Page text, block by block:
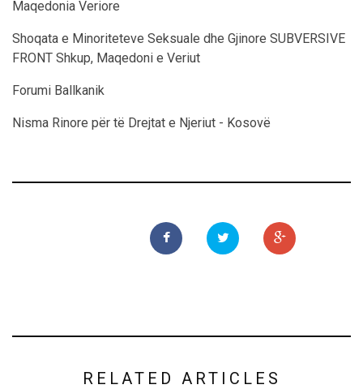
Maqedonia Veriore
Shoqata e Minoriteteve Seksuale dhe Gjinore SUBVERSIVE
FRONT Shkup, Maqedoni e Veriut
Forumi Ballkanik
Nisma Rinore për të Drejtat e Njeriut - Kosovë
RELATED ARTICLES